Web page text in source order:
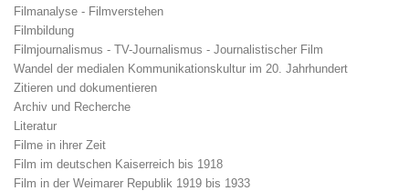
Filmanalyse - Filmverstehen
Filmbildung
Filmjournalismus - TV-Journalismus - Journalistischer Film
Wandel der medialen Kommunikationskultur im 20. Jahrhundert
Zitieren und dokumentieren
Archiv und Recherche
Literatur
Filme in ihrer Zeit
Film im deutschen Kaiserreich bis 1918
Film in der Weimarer Republik 1919 bis 1933